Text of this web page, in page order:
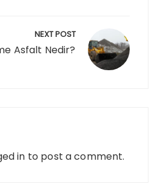
NEXT POST
Asfalt Nedir?
in to post a comment.